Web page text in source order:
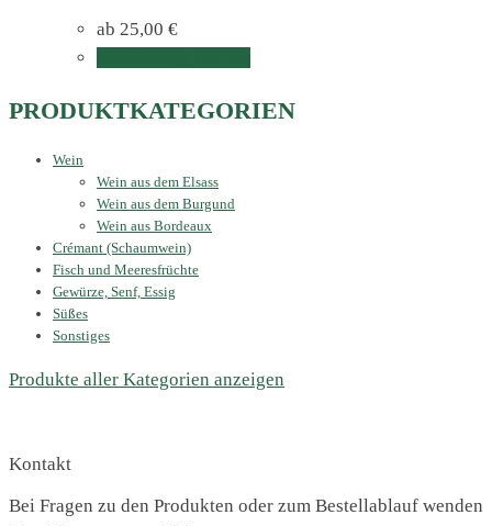
ab 25,00 €
PRODUKTKATEGORIEN
Wein
Wein aus dem Elsass
Wein aus dem Burgund
Wein aus Bordeaux
Crémant (Schaumwein)
Fisch und Meeresfrüchte
Gewürze, Senf, Essig
Süßes
Sonstiges
Produkte aller Kategorien anzeigen
Kontakt
Bei Fragen zu den Produkten oder zum Bestellablauf wenden